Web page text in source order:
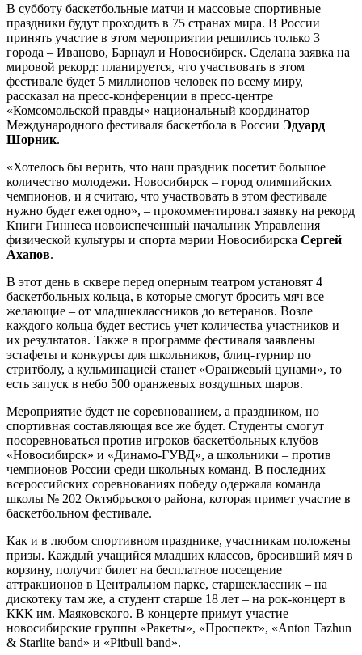
В субботу баскетбольные матчи и массовые спортивные
праздники будут проходить в 75 странах мира. В России
принять участие в этом мероприятии решились только 3
города – Иваново, Барнаул и Новосибирск. Сделана заявка на
мировой рекорд: планируется, что участвовать в этом
фестивале будет 5 миллионов человек по всему миру,
рассказал на пресс-конференции в пресс-центре
«Комсомольской правды» национальный координатор
Международного фестиваля баскетбола в России Эдуард
Шорник.
«Хотелось бы верить, что наш праздник посетит большое
количество молодежи. Новосибирск – город олимпийских
чемпионов, и я считаю, что участвовать в этом фестивале
нужно будет ежегодно», – прокомментировал заявку на рекорд
Книги Гиннеса новоиспеченный начальник Управления
физической культуры и спорта мэрии Новосибирска Сергей
Ахапов.
В этот день в сквере перед оперным театром установят 4
баскетбольных кольца, в которые смогут бросить мяч все
желающие – от младшеклассников до ветеранов. Возле
каждого кольца будет вестись учет количества участников и
их результатов. Также в программе фестиваля заявлены
эстафеты и конкурсы для школьников, блиц-турнир по
стритболу, а кульминацией станет «Оранжевый цунами», то
есть запуск в небо 500 оранжевых воздушных шаров.
Мероприятие будет не соревнованием, а праздником, но
спортивная составляющая все же будет. Студенты смогут
посоревноваться против игроков баскетбольных клубов
«Новосибирск» и «Динамо-ГУВД», а школьники – против
чемпионов России среди школьных команд. В последних
всероссийских соревнованиях победу одержала команда
школы № 202 Октябрьского района, которая примет участие в
баскетбольном фестивале.
Как и в любом спортивном празднике, участникам положены
призы. Каждый учащийся младших классов, бросивший мяч в
корзину, получит билет на бесплатное посещение
аттракционов в Центральном парке, старшеклассник – на
дискотеку там же, а студент старше 18 лет – на рок-концерт в
ККК им. Маяковского. В концерте примут участие
новосибирские группы «Ракеты», «Проспект», «Anton Tazhun
& Starlite band» и «Pitbull band».